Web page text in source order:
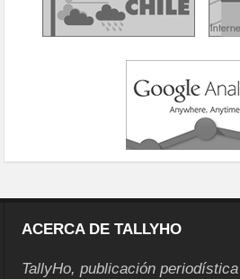
ACERCA DE TALLYHO
TallyHo, publicación